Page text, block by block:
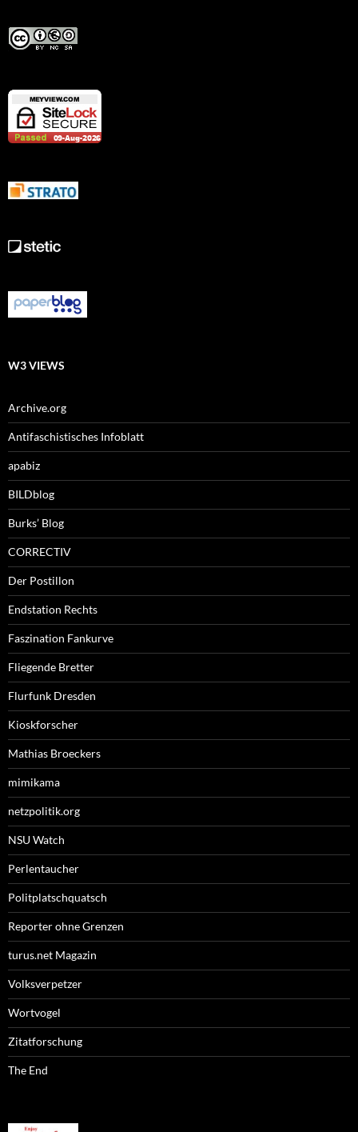
W3 VIEWS
Archive.org
Antifaschistisches Infoblatt
apabiz
BILDblog
Burks’ Blog
CORRECTIV
Der Postillon
Endstation Rechts
Faszination Fankurve
Fliegende Bretter
Flurfunk Dresden
Kioskforscher
Mathias Broeckers
mimikama
netzpolitik.org
NSU Watch
Perlentaucher
Politplatschquatsch
Reporter ohne Grenzen
turus.net Magazin
Volksverpetzer
Wortvogel
Zitatforschung
The End